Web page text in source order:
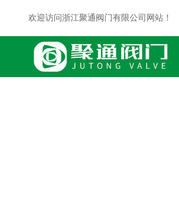
欢迎访问浙江聚通阀门有限公司网站！